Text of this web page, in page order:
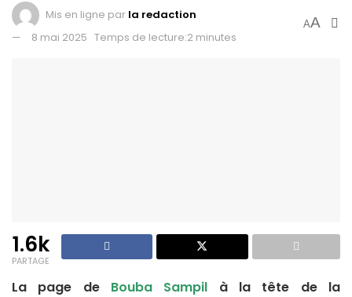
Mis en ligne par la redaction
8 mai 2025 Temps de lecture:2 minutes
AA
1.6k
PARTAGE
La page de Bouba Sampil à la tête de la